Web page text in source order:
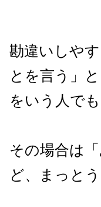
勘違いしや
とを言う」
をいう人で
その場合は
ど、まっと